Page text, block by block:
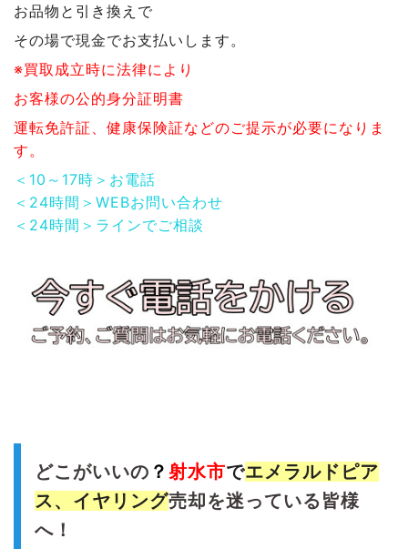
お品物と引き換えで
その場で現金でお支払いします。
※買取成立時に法律により
お客様の公的身分証明書
運転免許証、健康保険証などのご提示が必要になりま
す。
＜10～17時＞お電話
＜24時間＞WEBお問い合わせ
＜24時間＞ラインでご相談
どこがいいの ？ 射水市でエメラルド ピア
ス、イヤリング売却を迷っている皆様
へ！